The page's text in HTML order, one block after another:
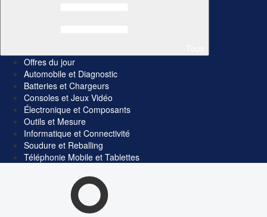
Offres du jour
Automobile et Diagnostic
Batteries et Chargeurs
Consoles et Jeux Vidéo
Électronique et Composants
Outils et Mesure
Informatique et Connectivité
Soudure et Reballing
Téléphonie Mobile et Tablettes